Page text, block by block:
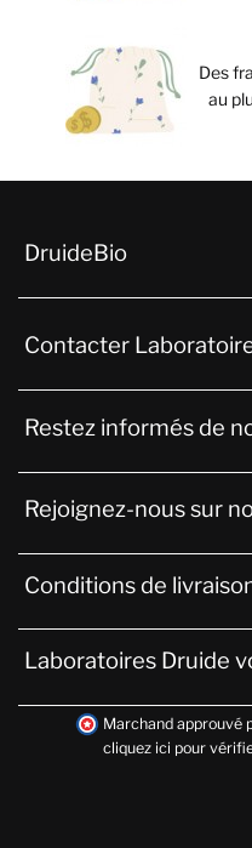
Des
au
DruideBio
Contacter
Restez informés de
Rejoignez-nous sur
Conditions de
Laboratoires Druide
Marchand approuvé
cliquez ici pour